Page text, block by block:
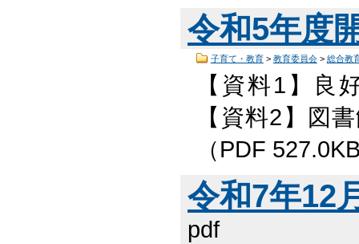
令和5年度
子育て・教育> 教育委員会> 総合教
【資料1】良
【資料2】図
（PDF
令和7年12
pdf